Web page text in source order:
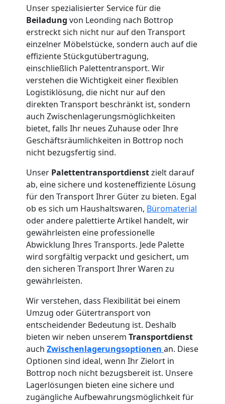
Unser spezialisierter Service für die
Beiladung von Leonding nach Bottrop
erstreckt sich nicht nur auf den Transport
einzelner Möbelstücke, sondern auch auf die
effiziente Stückgutübertragung,
einschließlich Palettentransport. Wir
verstehen die Wichtigkeit einer flexiblen
Logistiklösung, die nicht nur auf den
direkten Transport beschränkt ist, sondern
auch Zwischenlagerungsmöglichkeiten
bietet, falls Ihr neues Zuhause oder Ihre
Geschäftsräumlichkeiten in Bottrop noch
nicht bezugsfertig sind.
Unser Palettentransportdienstzielt darauf
ab, eine sichere und kosteneffiziente Lösung
für den Transport Ihrer Güter zu bieten. Egal
ob es sich um Haushaltswaren, Büromaterial
oder andere palettierte Artikel handelt, wir
gewährleisten eine professionelle
Abwicklung Ihres Transports. Jede Palette
wird sorgfältig verpackt und gesichert, um
den sicheren Transport Ihrer Waren zu
gewährleisten.
Wir verstehen, dass Flexibilität bei einem
Umzug oder Gütertransport von
entscheidender Bedeutung ist. Deshalb
bieten wir neben unserem Transportdienst
auch Zwischenlagerungsoptionen an. Diese
Optionen sind ideal, wenn Ihr Zielort in
Bottrop noch nicht bezugsbereit ist. Unsere
Lagerlösungen bieten eine sichere und
zugängliche Aufbewahrungsmöglichkeit für
International
Internationaler
Umzug
Nationaler
Umzug